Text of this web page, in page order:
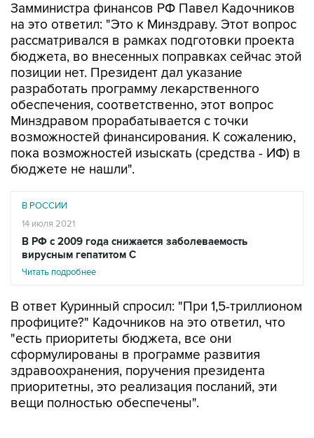
Замминистра финансов РФ Павел Кадочников
на это ответил: "Это к Минздраву. Этот вопрос
рассматривался в рамках подготовки проекта
бюджета, во внесенных поправках сейчас этой
позиции нет. Президент дал указание
разработать программу лекарственного
обеспечения, соответственно, этот вопрос
Минздравом прорабатывается с точки
возможностей финансирования. К сожалению,
пока возможностей изыскать (средства - ИФ) в
бюджете не нашли".
В РОССИИ
14 июля 2021
В РФ с 2009 года снижается заболеваемость
вирусным гепатитом С
Читать подробнее
В ответ Куринный спросил: "При 1,5-триллионом
профиците?" Кадочников на это ответил, что
"есть приоритеты бюджета, все они
сформулированы в программе развития
здравоохранения, поручения президента
приоритетны, это реализация посланий, эти
вещи полностью обеспечены".